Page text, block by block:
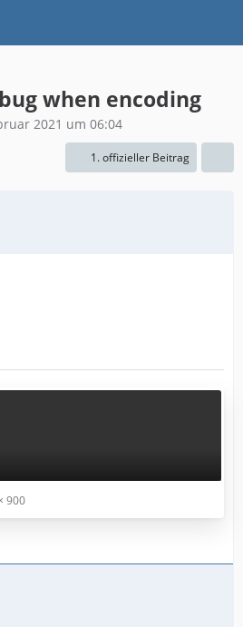
when encoding
2021 um 06:04
1. offizieller Beitrag
900